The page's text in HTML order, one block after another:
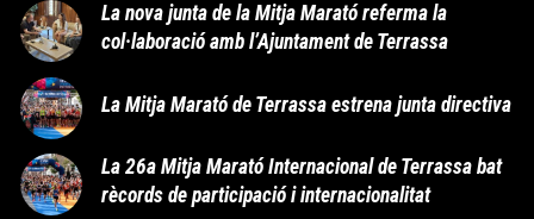
La nova junta de la Mitja Marató referma la
col·laboració amb l’Ajuntament de Terrassa
La Mitja Marató de Terrassa estrena junta directiva
La 26a Mitja Marató Internacional de Terrassa bat
rècords de participació i internacionalitat